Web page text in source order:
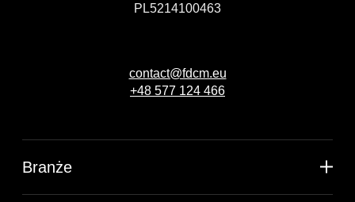
PL5214100463
contact@fdcm.eu
+48 577 124 466
Branże